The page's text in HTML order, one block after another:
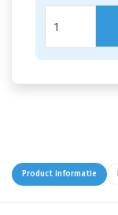
Product informatie